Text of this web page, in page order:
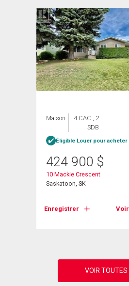
Maison
4 CAC , 2
SDB
Éligible Louer pour acheter
424 900 $
10 Mackie Crescent
Saskatoon, SK
Enregistrer Voir